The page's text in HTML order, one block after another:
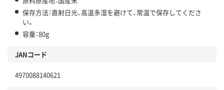
保存方法：直射日光、高温多湿を避けて、常温で保存してくださ
い。
容量：80g
JANコード
4970088140621